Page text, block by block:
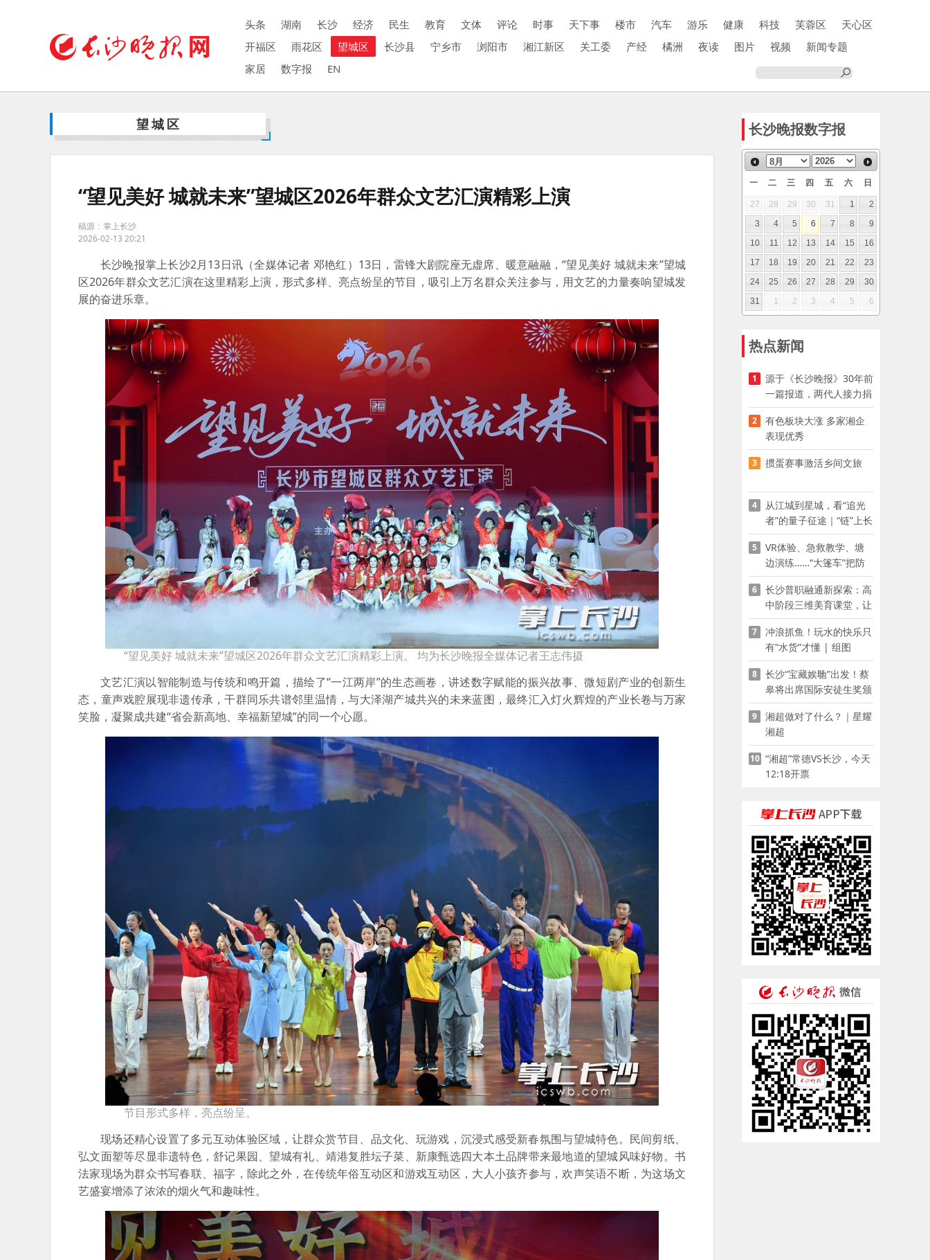
头条 湖南 长沙 经济 民生 教育 文体 评论 时事 天下事 楼市 汽车 游乐 健康 科技 芙蓉区
天心区
开福区
雨花区 望城区 长沙县 宁乡市 浏阳市 湘江新区 关工委 产经 橘洲 夜读 图片 视频
新闻专题
家居
数字报 EN
望城区
“望见美好 城就未来”望城区2026年群众文艺汇演精彩上演
稿源：掌上长沙
2026-02-13 20:21
长沙晚报掌上长沙2月13日讯（全媒体记者 邓艳红）13日，雷锋大剧院座无虚席、暖意融融，“望见美好 城就未来”望城
区2026年群众文艺汇演在这里精彩上演，形式多样、亮点纷呈的节目，吸引上万名群众关注参与，用文艺的力量奏响望城发
展的奋进乐章。
“望见美好 城就未来”望城区2026年群众文艺汇演精彩上演。 均为长沙晚报全媒体记者王志伟摄
文艺汇演以智能制造与传统和鸣开篇，描绘了“一江两岸”的生态画卷，讲述数字赋能的振兴故事、微短剧产业的创新生
态，童声戏腔展现非遗传承，干群同乐共谱邻里温情，与大泽湖产城共兴的未来蓝图，最终汇入灯火辉煌的产业长卷与万家
笑脸，凝聚成共建“省会新高地、幸福新望城”的同一个心愿。
节目形式多样，亮点纷呈。
现场还精心设置了多元互动体验区域，让群众赏节目、品文化、玩游戏，沉浸式感受新春氛围与望城特色。民间剪纸、
弘文面塑等尽显非遗特色，舒记果园、望城有礼、靖港复胜坛子菜、新康甄选四大本土品牌带来最地道的望城风味好物。书
法家现场为群众书写春联、福字，除此之外，在传统年俗互动区和游戏互动区，大人小孩齐参与，欢声笑语不断，为这场文
艺盛宴增添了浓浓的烟火气和趣味性。
长沙晚报数字报
一 二 三 四 五 六 日
27 28 29 30 31 1
2
3
4 5 6 7 8
9
10
11 12 13 14 15
16
17
18 19 20 21 22
23
24
25 26 27 28 29
30
31
1 2 3 4 5 6
热点新闻
1
源于《长沙晚报》30年前
一篇报道，两代人接力捐
资助学
2
有色板块大涨 多家湘企
表现优秀
3 掼蛋赛事激活乡间文旅
4
从江城到星城，看“追光
者”的量子征途｜“链”上长
沙 “才”够硬核
5
VR体验、急救教学、塘
边演练……“大篷车”把防
溺水课堂搬到乡村青少年
家门口
6
长沙普职融通新探索：高
中阶段三维美育课堂，让
少年向美而生
7
冲浪抓鱼！玩水的快乐只
有“水货”才懂 | 组图
8
长沙“宝藏娭毑”出发！蔡
皋将出席国际安徒生奖颁
奖典礼并领奖
9
湘超做对了什么？｜星耀
湘超
10 “湘超”常德VS长沙，今天
12:18开票